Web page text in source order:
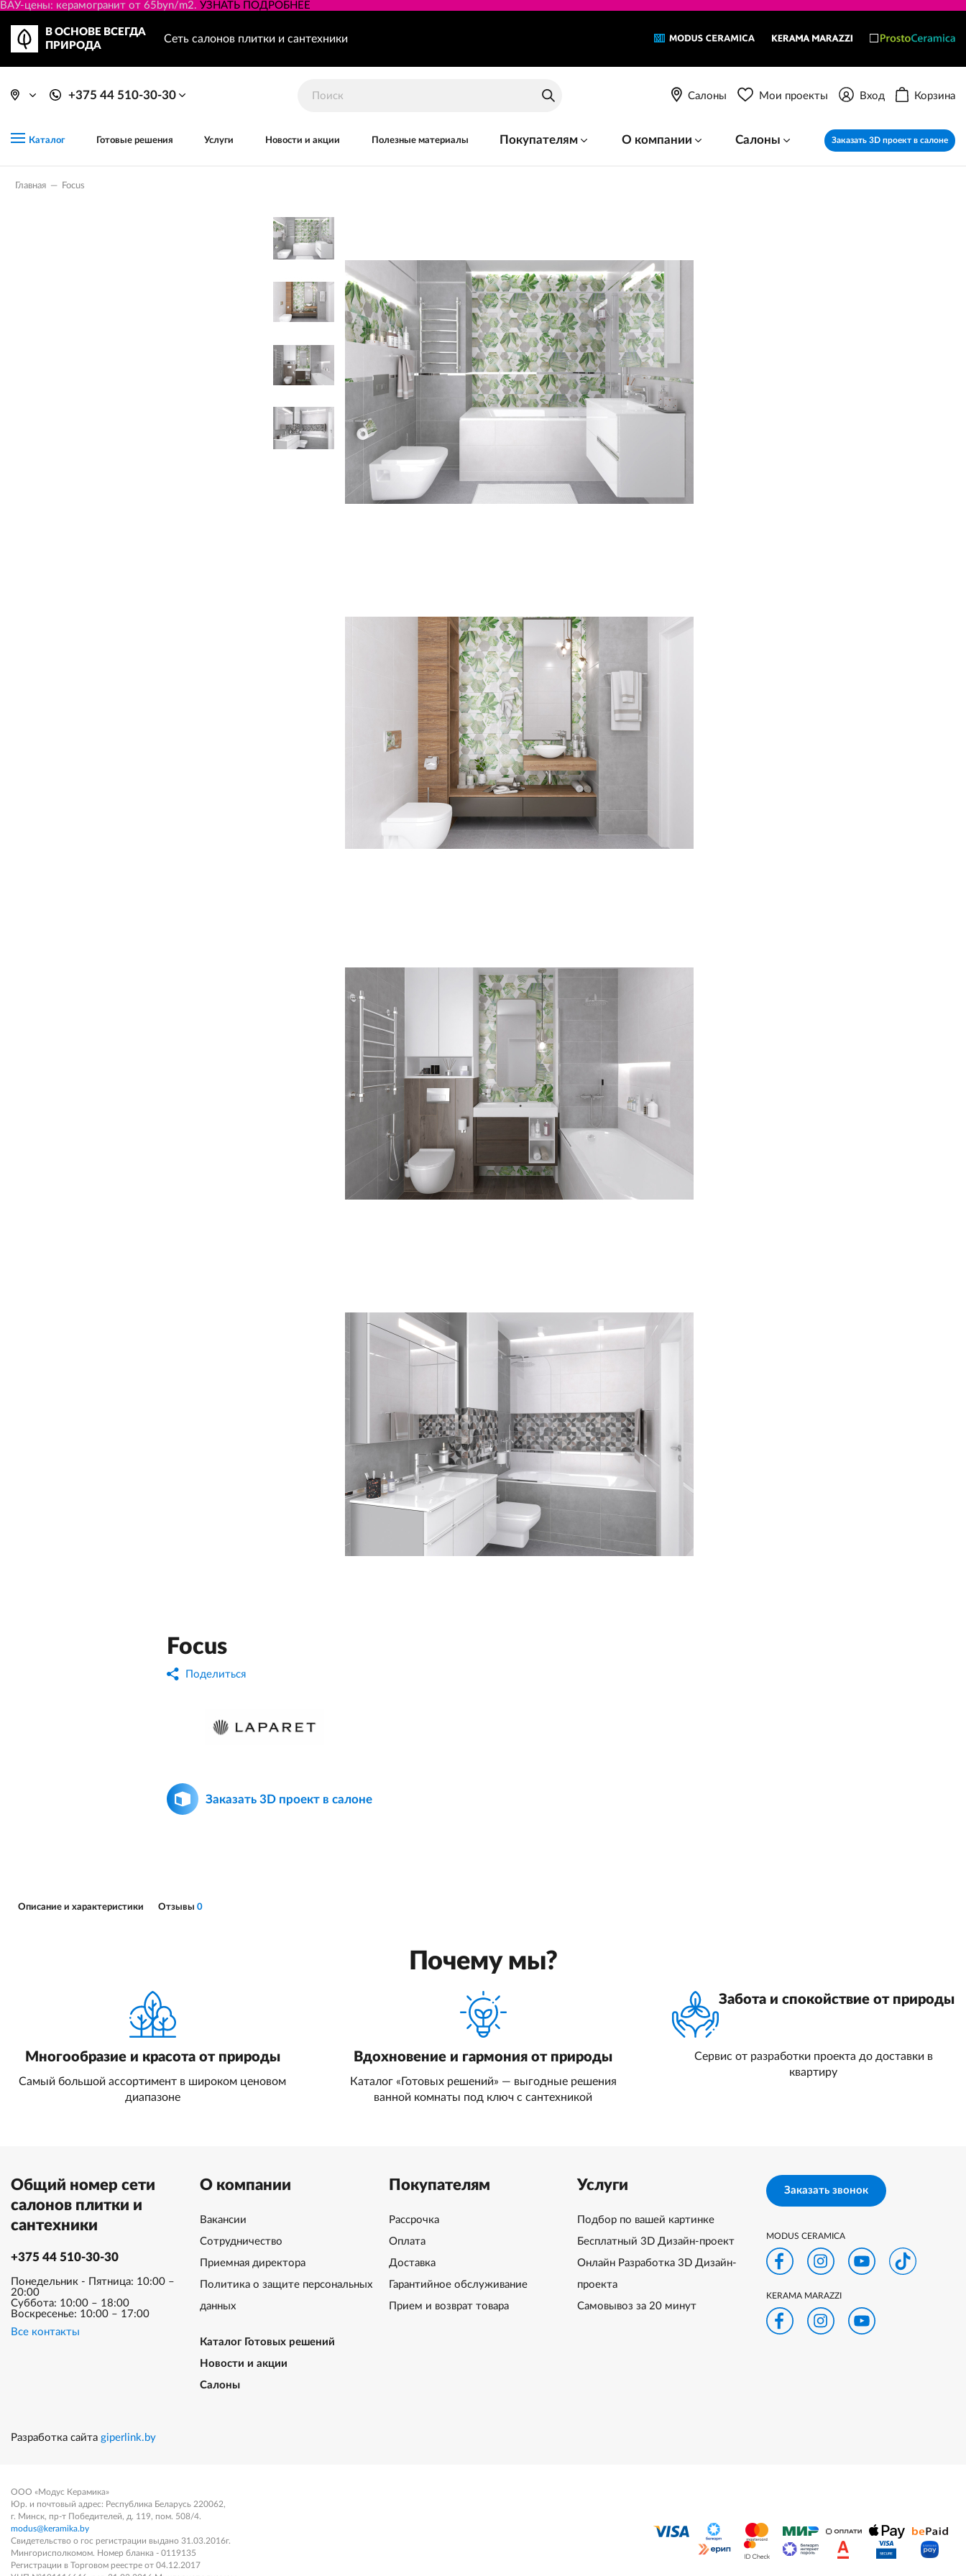
ВАУ-цены: керамогранит от 65byn/m2. УЗНАТЬ ПОДРОБНЕЕ
В ОСНОВЕ ВСЕГДА
ПРИРОДА
Сеть салонов плитки и сантехники
+375 44 510-30-30 Салоны Мои проекты Вход Корзина
Каталог Готовые решения Услуги Новости и акции Полезные материалы Покупателям О компании Салоны Заказать 3D проект в салоне
Главная — Focus
Focus
Поделиться
Заказать 3D проект в салоне
Описание и характеристики Отзывы 0
Почему мы?
Многообразие и красота от природы
Самый большой ассортимент в широком ценовом
диапазоне
Вдохновение и гармония от природы
Каталог «Готовых решений» — выгодные решения
ванной комнаты под ключ с сантехникой
Забота и спокойствие от природы
Сервис от разработки проекта до доставки в
квартиру
Общий номер сети
салонов плитки и
сантехники
+375 44 510-30-30
Понедельник - Пятница: 10:00 –
20:00
Суббота: 10:00 – 18:00
Воскресенье: 10:00 – 17:00
Все контакты
О компании
Вакансии
Сотрудничество
Приемная директора
Политика о защите персональных
данных
Каталог Готовых решений
Новости и акции
Салоны
Покупателям
Рассрочка
Оплата
Доставка
Гарантийное обслуживание
Прием и возврат товара
Услуги
Подбор по вашей картинке
Бесплатный 3D Дизайн-проект
Онлайн Разработка 3D Дизайн-
проекта
Самовывоз за 20 минут
Заказать звонок
MODUS CERAMICA
KERAMA MARAZZI
Разработка сайта giperlink.by
ООО «Модус Керамика»
Юр. и почтовый адрес: Республика Беларусь 220062,
г. Минск, пр-т Победителей, д. 119, пом. 508/4.
modus@keramika.by
Свидетельство о гос регистрации выдано 31.03.2016г.
Мингорисполкомом. Номер бланка - 0119135
Регистрации в Торговом реестре от 04.12.2017